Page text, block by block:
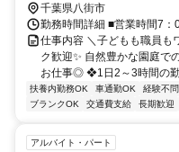
千葉県八街市
勤務時間詳細 ■営業時間7：
仕事内容 ＼子どもも職員も
ク歓迎✨ 自然豊かな園庭で
お仕事◎ ❖1日2～3時間
扶養内勤務OK 車通勤OK 経験不問
ブランクOK
交通費支給 長期歓迎
アルバイト・パート